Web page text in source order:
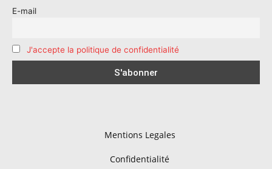
E-mail
J'accepte la politique de confidentialité
Mentions Legales
Confidentialité